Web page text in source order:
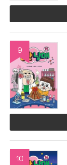
9
10